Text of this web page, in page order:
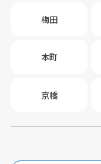
梅田
本町
京橋